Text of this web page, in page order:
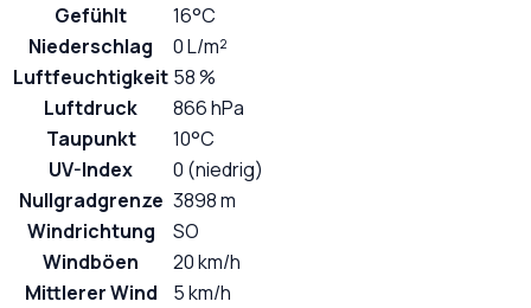
Gefühlt
16°C
Niederschlag
0 L/m²
Luftfeuchtigkeit 58 %
Luftdruck
866 hPa
Taupunkt
10°C
UV-Index
0 (niedrig)
Nullgradgrenze 3898 m
Windrichtung
SO
Windböen
20 km/h
Mittlerer Wind
5 km/h